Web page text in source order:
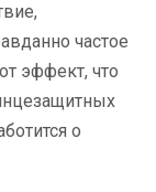
частое
эффект, что
о